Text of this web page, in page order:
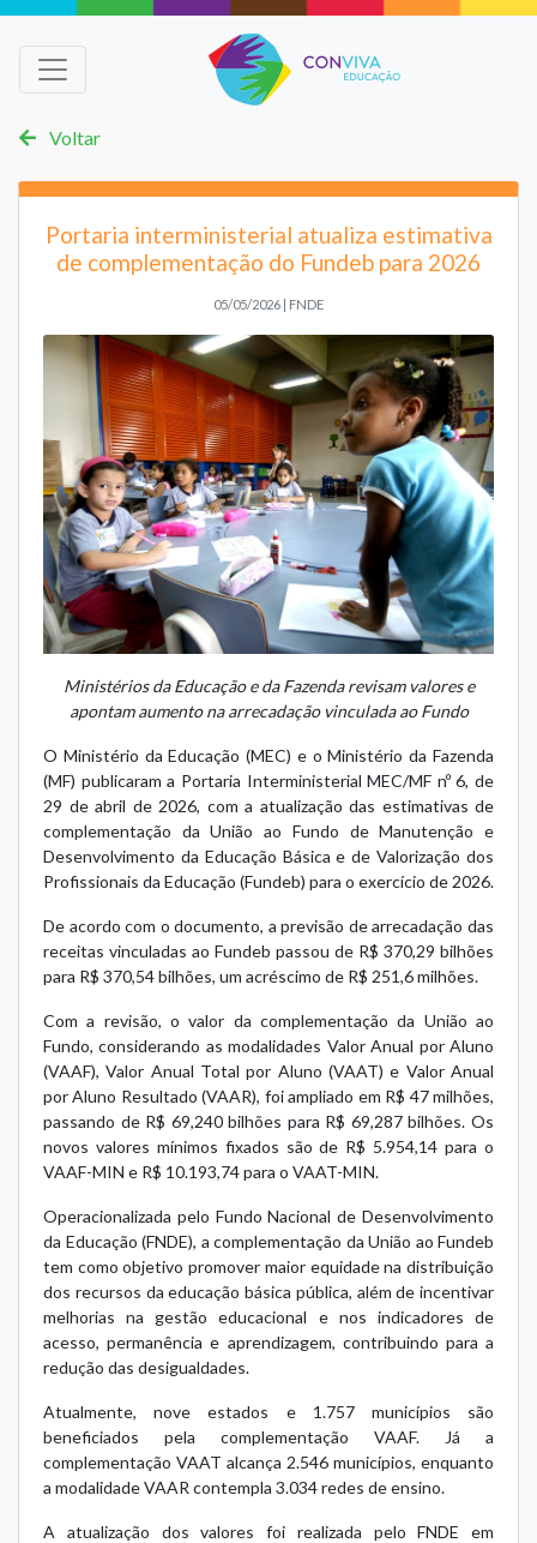
Voltar
Portaria interministerial atualiza estimativa
de complementação do Fundeb para 2026
05/05/2026 | FNDE
Ministérios da Educação e da Fazenda revisam valores e
apontam aumento na arrecadação vinculada ao Fundo
O Ministério da Educação (MEC) e o Ministério da Fazenda
(MF) publicaram a Portaria Interministerial MEC/MF nº 6, de
29 de abril de 2026, com a atualização das estimativas de
complementação da União ao Fundo de Manutenção e
Desenvolvimento da Educação Básica e de Valorização dos
Profissionais da Educação (Fundeb) para o exercício de 2026.
De acordo com o documento, a previsão de arrecadação das
receitas vinculadas ao Fundeb passou de R$ 370,29 bilhões
para R$ 370,54 bilhões, um acréscimo de R$ 251,6 milhões.
Com a revisão, o valor da complementação da União ao
Fundo, considerando as modalidades Valor Anual por Aluno
(VAAF), Valor Anual Total por Aluno (VAAT) e Valor Anual
por Aluno Resultado (VAAR), foi ampliado em R$ 47 milhões,
passando de R$ 69,240 bilhões para R$ 69,287 bilhões. Os
novos valores mínimos fixados são de R$ 5.954,14 para o
VAAF-MIN e R$ 10.193,74 para o VAAT-MIN.
Operacionalizada pelo Fundo Nacional de Desenvolvimento
da Educação (FNDE), a complementação da União ao Fundeb
tem como objetivo promover maior equidade na distribuição
dos recursos da educação básica pública, além de incentivar
melhorias na gestão educacional e nos indicadores de
acesso, permanência e aprendizagem, contribuindo para a
redução das desigualdades.
Atualmente, nove estados e 1.757 municípios são
beneficiados pela complementação VAAF. Já a
complementação VAAT alcança 2.546 municípios, enquanto
a modalidade VAAR contempla 3.034 redes de ensino.
A atualização dos valores foi realizada pelo FNDE em